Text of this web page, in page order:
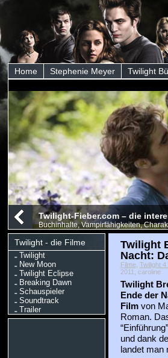
Home Stephenie Meyer Twilight
Twilight-Fieber.com – die
Buchinhalte, Vampirfähigkeiten,
Twilight - die Filme
Twilight
New Moon
Twilight Eclipse
Breaking Dawn
Schauspieler
Soundtrack
Trailer
Twilight
Nacht:
Filme, Twilight
2011, caroline
Twilight
Ende der
Filmvon
Roman.
und dank
landet man